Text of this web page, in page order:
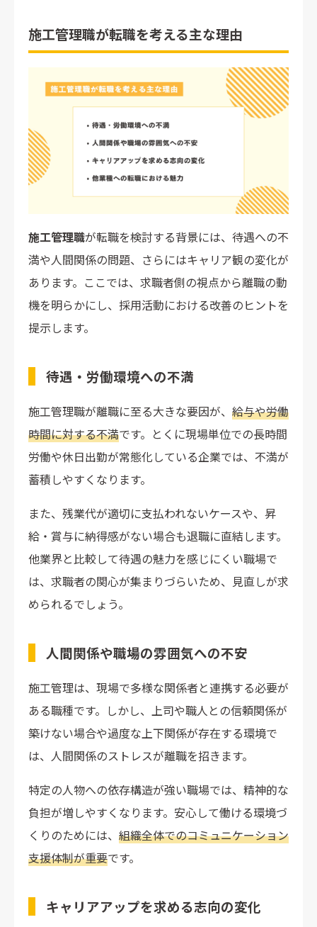
施工管理職が転職を考える主な理由
施工管理職が転職を検討する背景には、待遇への不
満や人間関係の問題、さらにはキャリア観の変化が
あります。ここでは、求職者側の視点から離職の動
機を明らかにし、採用活動における改善のヒントを
提示します。
待遇・労働環境への不満
施工管理職が離職に至る大きな要因が、 給与や労働
時間に対する不満です。とくに現場単位での長時間
労働や休日出勤が常態化している企業では、不満が
蓄積しやすくなります。
また、残業代が適切に支払われないケースや、昇
給・賞与に納得感がない場合も退職に直結します。
他業界と比較して待遇の魅力を感じにくい職場で
は、求職者の関心が集まりづらいため、見直しが求
められるでしょう。
人間関係や職場の雰囲気への不安
施工管理は、現場で多様な関係者と連携する必要が
ある職種です。しかし、上司や職人との信頼関係が
築けない場合や過度な上下関係が存在する環境で
は、人間関係のストレスが離職を招きます。
特定の人物への依存構造が強い職場では、精神的な
負担が増しやすくなります。安心して働ける環境づ
くりのためには、 組織全体でのコミュニケーション
支援体制が重要です。
キャリアアップを求める志向の変化